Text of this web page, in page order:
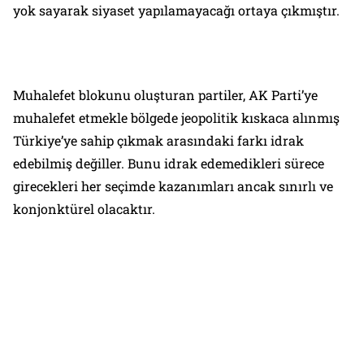
yok sayarak siyaset yapılamayacağı ortaya çıkmıştır.
Muhalefet blokunu oluşturan partiler, AK Parti’ye
muhalefet etmekle bölgede jeopolitik kıskaca alınmış
Türkiye’ye sahip çıkmak arasındaki farkı idrak
edebilmiş değiller. Bunu idrak edemedikleri sürece
girecekleri her seçimde kazanımları ancak sınırlı ve
konjonktürel olacaktır.